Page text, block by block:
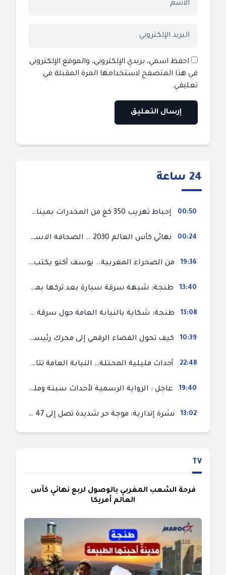
احفظ اسمي، بريدي الإلكتروني، والموقع الإلكتروني
في هذا المتصفح لاستخدامها المرة المقبلة في
تعليقي.
24 ساعة
00:50 إحباط تهريب 350 كغ من المخدرات بميناء طنجة المتوسط
00:24 نهائي كأس العالم 2030 .. الصحافة الاسبانية قلقة من حسم الملف لصالح المغرب و”تتهم رئيس الفيفا”
19:36 من الصحراء المغربية.. يوسف أكنو يكتب عن أزمة سبتة المحتلة ويؤكد ان الهجرة السرية ليست حلا وبناء الوطن هو الخيار الأفضل
13:40 طنجة: شبهة سرقة سيارة بعد تركها بمحل ميكانيك للإصلاح
13:08 طنجة: شكاية بالنيابة العامة حول سرقة سيارة تركها صاحبها بمحل ميكانيك للإصلاح
10:39 كيف تحول الفضاء الرقمي إلى محرك رئيسي لأحداث الهجرة في سبتة؟
22:48 أحداث مليلية المحتلة… النيابة العامة تتابع 50 متورطا في محاولة اقتحام السياح الحدودي بتهم ثقيلة
19:40 عاجل : الرواية الرسمية لأحداث سبتة ومليلية المحتلتين (وزارة الداخلية)
13:02 نشرة إنذارية: موجة حر شديدة تصل إلى 47 درجة بمختلف مناطق المغرب
TV
فرحة الشعب المغربي بالوصول لربع نهائي كأس
العالم أمريكا